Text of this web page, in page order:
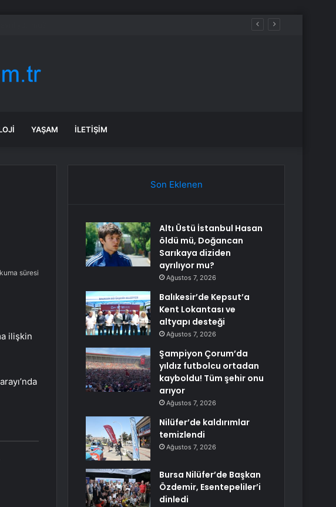
YAŞAM İLETIŞIM
süresi
ilişkin
Son Eklenen
Altı Üstü İstanbul Hasan
öldü mü, Doğancan
Sarıkaya diziden
ayrılıyor mu?
Ağustos 7, 2026
Balıkesir’de Kepsut’a
Kent Lokantası ve
altyapı desteği
Ağustos 7, 2026
Şampiyon Çorum’da
yıldız futbolcu ortadan
kayboldu! Tüm şehir onu
arıyor
Ağustos 7, 2026
Nilüfer’de kaldırımlar
temizlendi
Ağustos 7, 2026
Bursa Nilüfer’de Başkan
Özdemir, Esentepeliler’i
dinledi